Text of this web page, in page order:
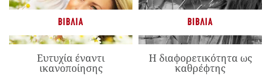
ΒΙΒΛΊΑ
Ευτυχία έναντι
ικανοποίησης
ΒΙΒΛΊΑ
Η διαφορετικότητα ως
καθρέφτης